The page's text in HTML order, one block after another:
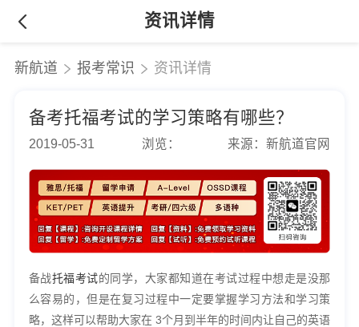
资讯详情
新航道 报考常识 资讯详情
备考托福考试的学习策略有哪些？
2019-05-31 浏览： 来源：新航道官网
备战托福考试的同学，大家都知道在考试过程中想走是没那
么容易的，但是在复习过程中一定要掌握学习方法和学习策
略，这样可以帮助大家在 3个月到半年的时间内让自己的英语